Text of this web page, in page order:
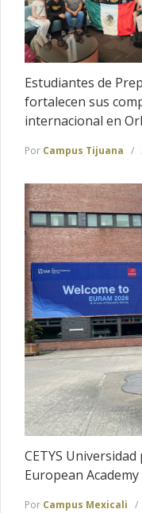
Estudiantes de
fortalecen sus
internacional en
Por Campus Tijuana
CETYS
European
Por Campus Mexicali